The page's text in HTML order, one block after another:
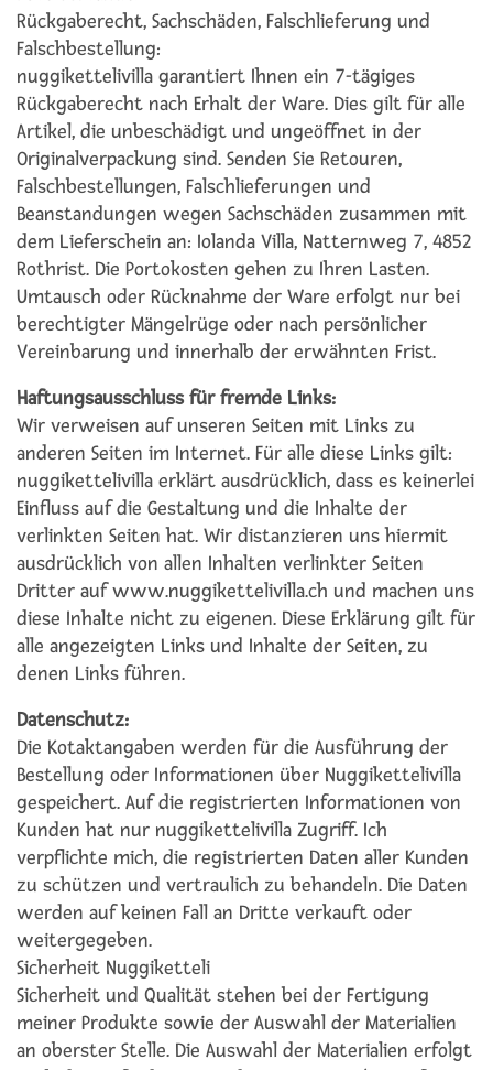
Rückgaberecht, Sachschäden, Falschlieferung und
Falschbestellung:
nuggikettelivilla garantiert Ihnen ein 7-tägiges
Rückgaberecht nach Erhalt der Ware. Dies gilt für alle
Artikel, die unbeschädigt und ungeöffnet in der
Originalverpackung sind. Senden Sie Retouren,
Falschbestellungen, Falschlieferungen und
Beanstandungen wegen Sachschäden zusammen mit
dem Lieferschein an: Iolanda Villa, Natternweg 7, 4852
Rothrist. Die Portokosten gehen zu Ihren Lasten.
Umtausch oder Rücknahme der Ware erfolgt nur bei
berechtigter Mängelrüge oder nach persönlicher
Vereinbarung und innerhalb der erwähnten Frist.
Haftungsausschluss für fremde Links:
Wir verweisen auf unseren Seiten mit Links zu
anderen Seiten im Internet. Für alle diese Links gilt:
nuggikettelivilla erklärt ausdrücklich, dass es keinerlei
Einfluss auf die Gestaltung und die Inhalte der
verlinkten Seiten hat. Wir distanzieren uns hiermit
ausdrücklich von allen Inhalten verlinkter Seiten
Dritter auf www.nuggikettelivilla.ch und machen uns
diese Inhalte nicht zu eigenen. Diese Erklärung gilt für
alle angezeigten Links und Inhalte der Seiten, zu
denen Links führen.
Datenschutz:
Die Kotaktangaben werden für die Ausführung der
Bestellung oder Informationen über Nuggikettelivilla
gespeichert. Auf die registrierten Informationen von
Kunden hat nur nuggikettelivilla Zugriff. Ich
verpflichte mich, die registrierten Daten aller Kunden
zu schützen und vertraulich zu behandeln. Die Daten
werden auf keinen Fall an Dritte verkauft oder
weitergegeben.
Sicherheit Nuggiketteli
Sicherheit und Qualität stehen bei der Fertigung
meiner Produkte sowie der Auswahl der Materialien
an oberster Stelle. Die Auswahl der Materialien erfolgt